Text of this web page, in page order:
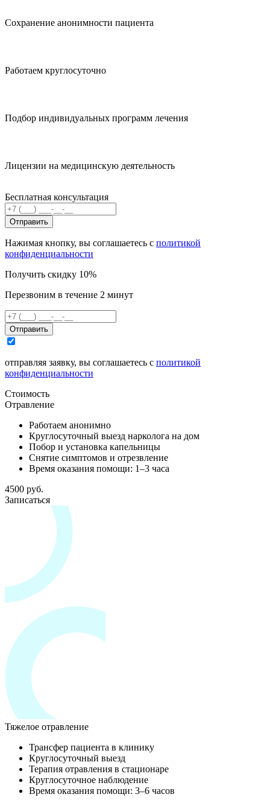
Сохранение анонимности пациента
Работаем круглосуточно
Подбор индивидуальных программ лечения
Лицензии на медицинскую деятельность
Бесплатная консультация
Отправить
Нажимая кнопку, вы соглашаетесь с политикой
конфиденциальности
Получить скидку 10%
Перезвоним в течение 2 минут
Отправить
отправляя заявку, вы соглашаетесь с политикой
конфиденциальности
Стоимость
Отравление
Работаем анонимно
Круглосуточный выезд нарколога на дом
Побор и установка капельницы
Снятие симптомов и отрезвление
Время оказания помощи: 1–3 часа
4500 руб.
Записаться
Тяжелое отравление
Трансфер пациента в клинику
Круглосуточный выезд
Терапия отравления в стационаре
Круглосуточное наблюдение
Время оказания помощи: 3–6 часов